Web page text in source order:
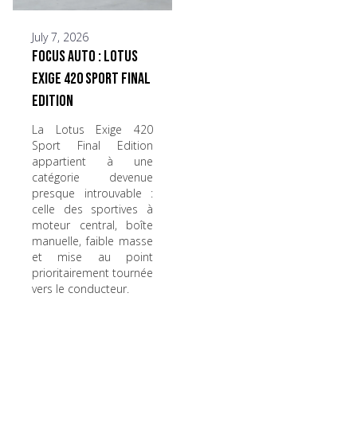
July 7, 2026
Focus Auto : Lotus
Exige 420 Sport Final
Edition
La Lotus Exige 420
Sport Final Edition
appartient à une
catégorie devenue
presque introuvable :
celle des sportives à
moteur central, boîte
manuelle, faible masse
et mise au point
prioritairement tournée
vers le conducteur.